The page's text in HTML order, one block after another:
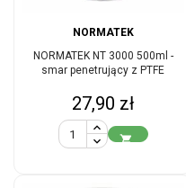
NORMATEK
NORMATEK NT 3000 500ml -
smar penetrujący z PTFE
Cena
27,90 zł
